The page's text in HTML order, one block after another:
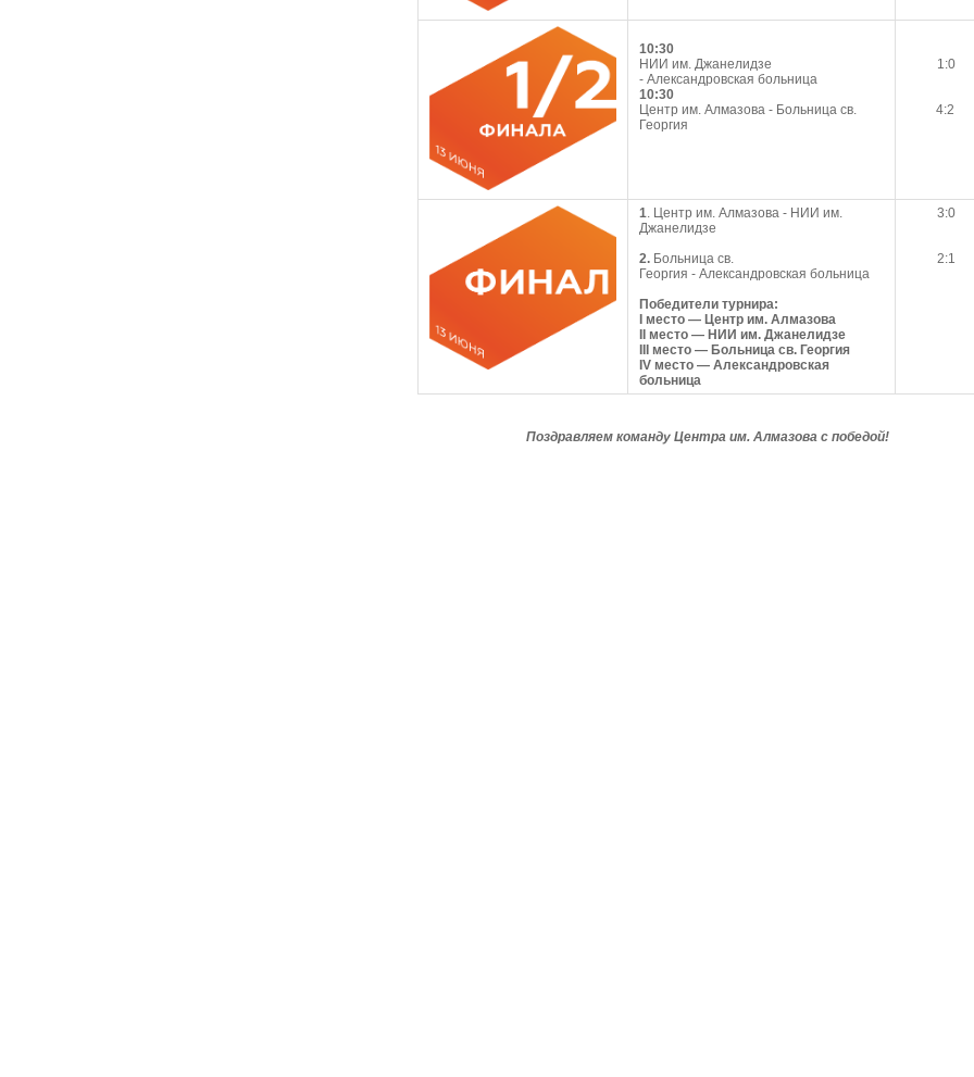
10:30
НИИ им. Джанелидзе
- Александровская больница
10:30
Центр им. Алмазова - Больница св.
Георгия
1:0
4:2
1. Центр им. Алмазова - НИИ им.
Джанелидзе
2. Больница св.
Георгия - Александровская больница
Победители турнира:
I место — Центр им. Алмазова
II место — НИИ им. Джанелидзе
III место — Больница св. Георгия
IV место — Александровская
больница
3:0
2:1
Поздравляем команду Центра им. Алмазова с победой!